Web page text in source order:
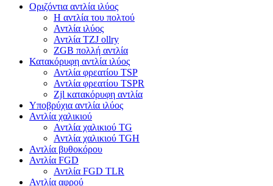
Οριζόντια αντλία ιλύος
Η αντλία του πολτού
Αντλία ιλύος
Αντλία TZJ ollry
ZGB πολλή αντλία
Κατακόρυφη αντλία ιλύος
Αντλία φρεατίου TSP
Αντλία φρεατίου TSPR
Zjl κατακόρυφη αντλία
Υποβρύχια αντλία ιλύος
Αντλία χαλικιού
Αντλία χαλικιού TG
Αντλία χαλικιού TGH
Αντλία βυθοκόρου
Αντλία FGD
Αντλία FGD TLR
Αντλία αφρού